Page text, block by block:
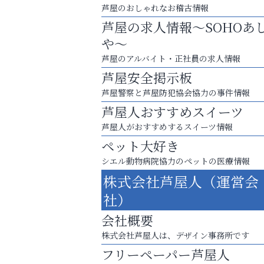
庭のお手入れから遺品整理まで
ちょっとしたお困りごともOK!
ラ・ミカ矯正歯科
芦屋のおしゃれなお稽古情報
芦屋の求人情報～SOHOあ
や～
芦屋のアルバイト・正社員の求人情報
芦屋安全掲示板
芦屋警察と芦屋防犯協会協力の事件情報
芦屋人おすすめスイーツ
芦屋人がおすすめするスイーツ情報
ペット大好き
シエル動物病院協力のペットの医療情報
株式会社芦屋人（運営会
社）
会社概要
株式会社芦屋人は、デザイン事務所です
フリーペーパー芦屋人